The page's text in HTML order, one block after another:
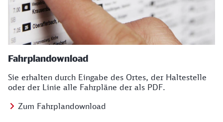
Fahrplandownload
Sie erhalten durch Eingabe des Ortes, der Haltestelle
oder der Linie alle Fahrpläne der als PDF.
Zum Fahrplandownload